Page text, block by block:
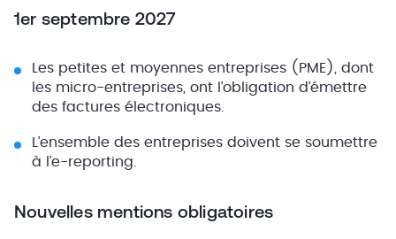
1er septembre 2027
Les petites et moyennes entreprises (PME), dont
les micro-entreprises, ont l’obligation d’émettre
des factures électroniques.
L’ensemble des entreprises doivent se soumettre
à l’e-reporting.
Nouvelles mentions obligatoires